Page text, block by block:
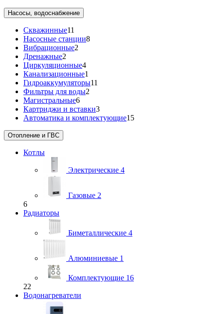
Насосы, водоснабжение
Скважинные11
Насосные станции8
Вибрационные2
Дренажные2
Циркуляционные4
Канализационные1
Гидроаккумуляторы11
Фильтры для воды2
Магистральные6
Картриджи и вставки3
Автоматика и комплектующие15
Отопление и ГВС
Котлы
Электрические 4
Газовые 2
6
Радиаторы
Биметаллические 4
Алюминиевые 1
Комплектующие 16
22
Водонагреватели